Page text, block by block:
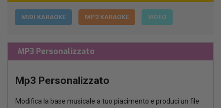
MIDI KARAOKE MP3 KARAOKE VIDEO
MP3 Personalizzato
Mp3 Personalizzato
Modifica la base musicale a tuo piacimento e produci un file